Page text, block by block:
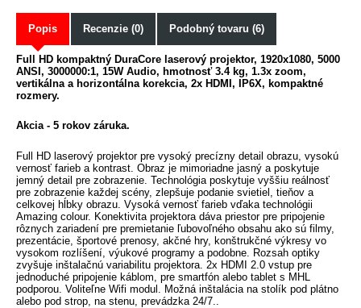
Popis Recenzie (0) Podobný tovaru (6)
Full HD kompaktný DuraCore laserový projektor, 1920x1080, 5000
ANSI, 3000000:1, 15W Audio, hmotnosť 3.4 kg, 1.3x zoom,
vertikálna a horizontálna korekcia, 2x HDMI, IP6X, kompaktné
rozmery.
Akcia - 5 rokov záruka.
Full HD laserový projektor pre vysoký precízny detail obrazu, vysokú
vernosť farieb a kontrast. Obraz je mimoriadne jasný a poskytuje
jemný detail pre zobrazenie. Technológia poskytuje vyššiu reálnosť
pre zobrazenie každej scény, zlepšuje podanie svietiel, tieňov a
celkovej hĺbky obrazu. Vysoká vernosť farieb vďaka technológii
Amazing colour. Konektivita projektora dáva priestor pre pripojenie
rôznych zariadení pre premietanie ľubovoľného obsahu ako sú filmy,
prezentácie, športové prenosy, akčné hry, konštrukčné výkresy vo
vysokom rozlíšení, výukové programy a podobne. Rozsah optiky
zvyšuje inštalačnú variabilitu projektora. 2x HDMI 2.0 vstup pre
jednoduché pripojenie káblom, pre smartfón alebo tablet s MHL
podporou. Voliteľne Wifi modul. Možná inštalácia na stolík pod plátno
alebo pod strop, na stenu, prevádzka 24/7..